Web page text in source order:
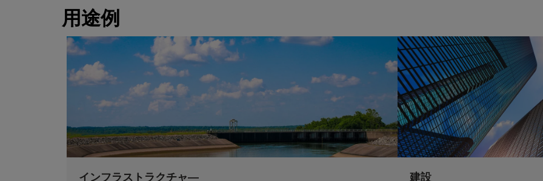
用途例
インフラストラクチャ― 建設